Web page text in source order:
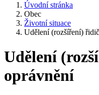
Úvodní stránka
Obec
Životní situace
Udělení (rozšíření)
Udělení
oprávnění